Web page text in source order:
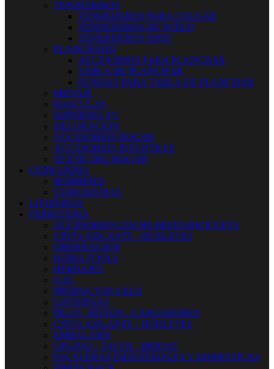
TENDEDEROS
TENDEDEROS PARA COLGAR
TENDEDEROS DE SUELO
TENDEDEROS FIJOS
PLANCHADO
ACCESORIOS PARA PLANCHAR
TABLA DE PLANCHAR
FUNDAS PARA TABLA DE PLANCHAR
MENAJE
BASCULAS
SOPORTES TV
DECORACION
ACCESORIOS HOGAR
ACCESORIOS INFANTILES
TEXTIL DEL HOGAR
CERRAJERIA
BOMBINES
CERRADURAS
LIJADORAS
FERRETERIA
ACCESORIOS COCHE-MOTO-BICICLETA
CINTA AISLANTE - BURLETES
ORDENACION
KOMA TOOLS
HERRAJES
GAS
PRODUCTOS CELO
LINTERNAS
PILAS - BOTON - CARGADORES
CINTA AISLANTE - BURLETES
EMBALAJES
GRAPAS - TACOS - BRIDAS
ESCALERAS INDUSTRIALES Y DOMESTICAS